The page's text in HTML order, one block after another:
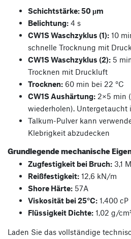
Schichtstärke: 50 µm
Belichtung: 4 s
CW1S Waschzyklus (1): 10
schnelle Trocknung mit
CW1S Waschzyklus (2): 5
Trocknen mit Druckluft
Trocknen: 60 min bei 22 °C
CW1S Aushärtung: 2×5 min
wiederholen). Untergetaucht
Talkum-Pulver kann
Klebrigkeit abzudecken
Grundlegende mechanische
Zugfestigkeit bei Bruch: 3,1
Reißfestigkeit: 12,6 kN/m
Shore Härte: 57A
Viskosität bei 25°C: 1.400 cP
Flüssigkeit Dichte: 1,02 g/
Laden Sie das vollständige